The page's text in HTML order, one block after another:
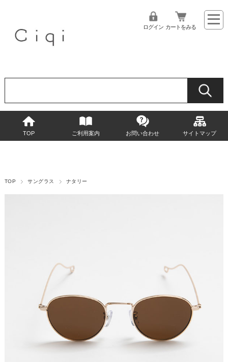
ログイン カートをみる
TOP ご利用案内 お問い合わせ サイトマップ
TOP サングラス ナタリー